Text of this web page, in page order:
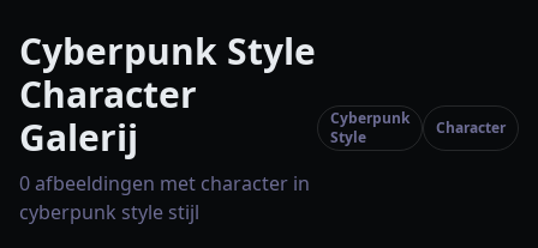
Cyberpunk Style
Character
Galerij
0 afbeeldingen met character in
cyberpunk style stijl
Cyberpunk
Style
Character